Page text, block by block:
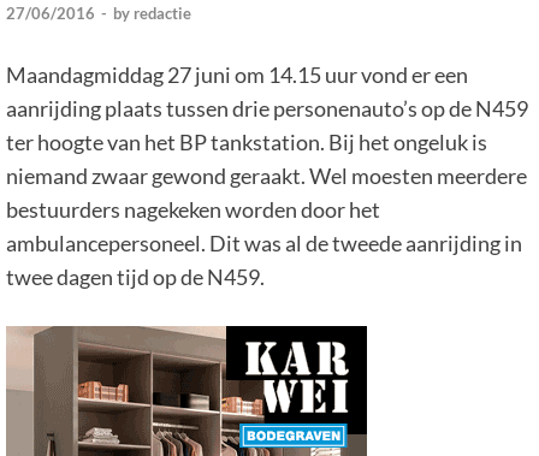
27/06/2016 - by redactie
Maandagmiddag 27 juni om 14.15 uur vond er een
aanrijding plaats tussen drie personenauto’s op de N459
ter hoogte van het BP tankstation. Bij het ongeluk is
niemand zwaar gewond geraakt. Wel moesten meerdere
bestuurders nagekeken worden door het
ambulancepersoneel. Dit was al de tweede aanrijding in
twee dagen tijd op de N459.